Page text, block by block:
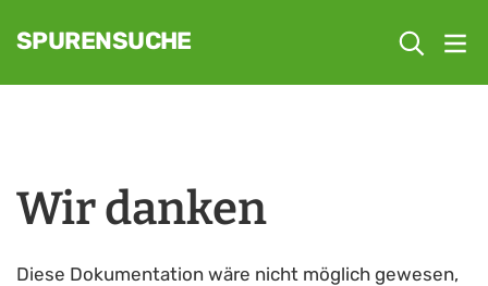
SPURENSUCHE
Wir danken
Diese Dokumentation wäre nicht möglich gewesen,